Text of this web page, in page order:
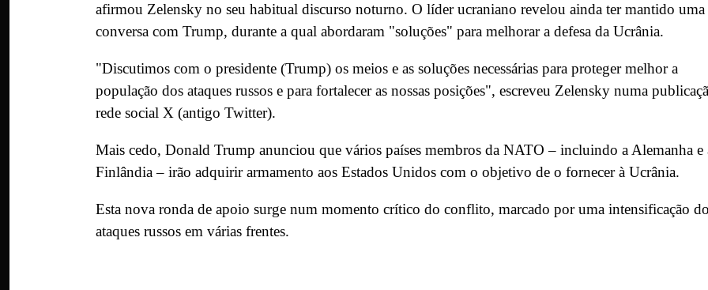
afirmou Zelensky no seu habitual discurso noturno. O líder ucraniano revelou ainda ter mantido uma
conversa com Trump, durante a qual abordaram "soluções" para melhorar a defesa da Ucrânia.
"Discutimos com o presidente (Trump) os meios e as soluções necessárias para proteger melhor a
população dos ataques russos e para fortalecer as nossas posições", escreveu Zelensky numa
rede social X (antigo Twitter).
Mais cedo, Donald Trump anunciou que vários países membros da NATO – incluindo a Alemanha e
Finlândia – irão adquirir armamento aos Estados Unidos com o objetivo de o fornecer à Ucrânia.
Esta nova ronda de apoio surge num momento crítico do conflito, marcado por uma intensificação
ataques russos em várias frentes.